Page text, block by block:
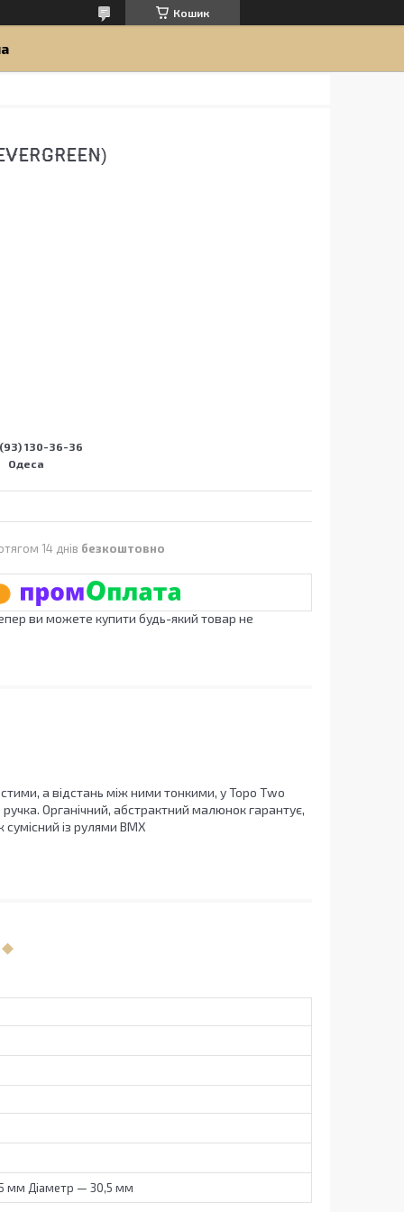
Кошик
130-36-36
Одеса
14 днів безкоштовно
ви можете купити будь-який товар не
а відстань між ними тонкими, у Topo Two
Органічний, абстрактний малюнок гарантує,
із рулями BMX
мм Діаметр — 30,5 мм